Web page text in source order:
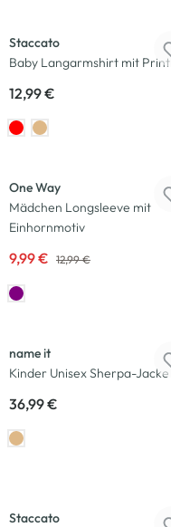
Staccato
Baby Langarmshirt mit Print
12,99 €
-23 %
One Way
Mädchen Longsleeve mit
Einhornmotiv
9,99 € 12,99 €
name it
Kinder Unisex Sherpa-Jacke
36,99 €
Staccato